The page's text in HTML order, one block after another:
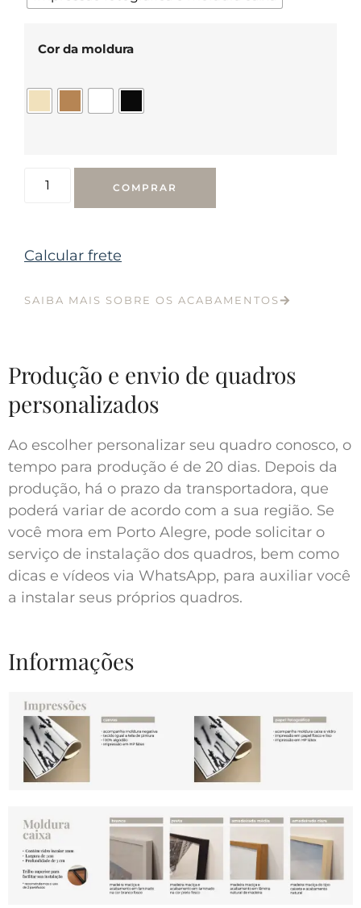
Cor da moldura
COMPRAR
Calcular frete
SAIBA MAIS SOBRE OS ACABAMENTOS
Produção e envio de quadros
personalizados
Ao escolher personalizar seu quadro conosco, o
tempo para produção é de 20 dias. Depois da
produção, há o prazo da transportadora, que
poderá variar de acordo com a sua região. Se
você mora em Porto Alegre, pode solicitar o
serviço de instalação dos quadros, bem como
dicas e vídeos via WhatsApp, para auxiliar você
a instalar seus próprios quadros.
Informações